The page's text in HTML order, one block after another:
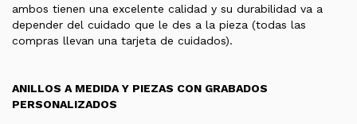
ambos tienen una excelente calidad y su durabilidad va a
depender del cuidado que le des a la pieza (todas las
compras llevan una tarjeta de cuidados).
ANILLOS A MEDIDA Y PIEZAS CON GRABADOS
PERSONALIZADOS